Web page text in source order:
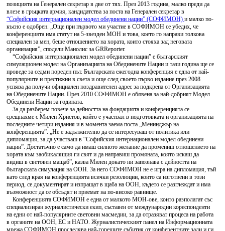
позицията на Генерален секретар в две от тях. През 2013 година, малко преди да
влезе в гръцката армия, кандидатства за поста на Генерален секретар в
“Софийския интернационален модел обединени нации” (СОФИМОН) и малко по-
късно е одобрен. „Още при първото ми участие в СОФИМОН се убедих, че
конференцията има статут на 5-звезден МОН и това, което го направи толкова
специален за мен, беше отношението на хората, които стояха зад неговата
организация”, сподели Манолис за GRReporter.
“Софийския интернационален модел обединени нации” е българският
симулационен модел на Организацията на Обединените Нации и тази година ще се
проведе за седми пореден път. Българската ежегодна конференция е една от най-
популярните и престижни в света и още след своето първо издание през 2008
успява да получи официален поздравителен адрес за подкрепа от Организацията
на Обединените Нации. През 2010 СОФИМОН е обявена за най-добрият Модел
Обединени Нации за годината.
За да разберем повече за дейността на фондацията и конференцията се
срещнахме с Милен Христов, който е участвал в подготовката и организацията на
последните четири издания и в момента заема поста „Менинджър на
конференцията”. „Не е задължително да се интересуваш от политика или
дипломация, за да участваш в “Софийския интернационален модел обединени
нации”. Достатъчно е само да имаш силното желание да промениш отношението на
хората към заобикалящия ги свят и да направиш промяната, която искаш да
видиш в световен мащаб”, казва Милен докато ни запознава с дейността на
българската симулация на ООН. За него СОФИМОН не е игра на дипломация, тъй
като след края на конференцията всички резолюции, които са изготвени в този
период, се документират и изпращат в щаба на ООН, където се разглеждат и има
възможност да се обсъдят и приемат на по-високо равнище.
Конференцията СОФИМОН е една от малкото МОН-ове, които разполагат със
специализиран журналистически екип, съставен от международни кореспонденти
на едни от най-популярните световни масмедии, за да отразяват процеса на работа
в органите на ООН, ЕС и НАТО. Журналистическият панел на Информационната
мрежа СОФИМОН проследява най-горещите събития от конферентните зали и ги